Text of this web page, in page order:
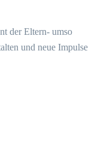
der Eltern- umso
und neue Impulse